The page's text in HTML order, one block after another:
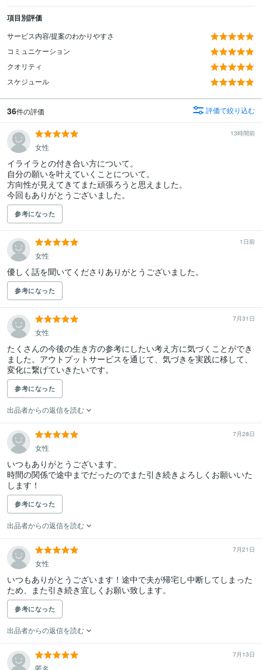
項目別評価
サービス内容/提案のわかりやすさ
コミュニケーション
クオリティ
スケジュール
36件の評価 評価で絞り込む
13時間前
女性
イライラとの付き合い方について。
自分の願いを叶えていくことについて。
方向性が見えてきてまた頑張ろうと思えました。
今回もありがとうございました。
参考になった
1日前
女性
優しく話を聞いてくださりありがとうございました。
参考になった
7月31日
女性
たくさんの今後の生き方の参考にしたい考え方に気づくことができ
ました。アウトプットサービスを通じて、気づきを実践に移して、
変化に繋げていきたいです。
参考になった
出品者からの返信を読む
7月28日
女性
いつもありがとうございます。
時間の関係で途中までだったのでまた引き続きよろしくお願いいた
します！
参考になった
出品者からの返信を読む
7月21日
女性
いつもありがとうございます！途中で夫が帰宅し中断してしまった
ため、また引き続き宜しくお願い致します。
参考になった
出品者からの返信を読む
7月13日
匿名